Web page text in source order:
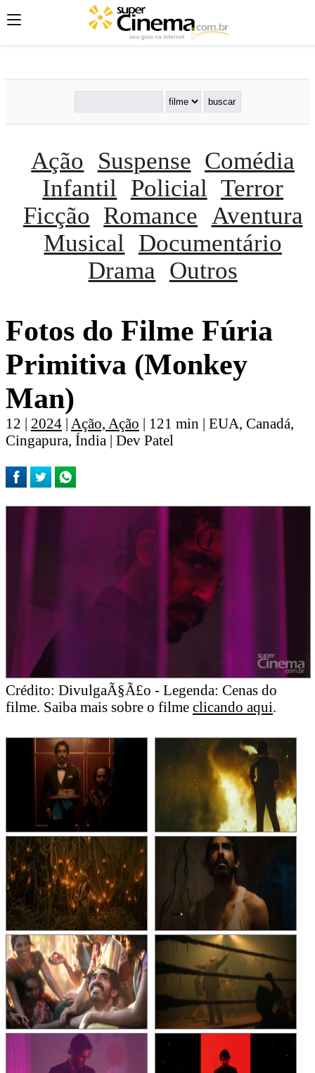
';';
Ação Suspense Comédia
Infantil
Policial Terror
Ficção Romance Aventura
Musical
Documentário
Drama
Outros
Fotos do Filme Fúria
Primitiva (Monkey
Man)
12 | 2024 | Ação, Ação | 121 min | EUA, Canadá,
Cingapura, Índia | Dev Patel
Crédito: DivulgaÃ§Ã£o - Legenda: Cenas do
filme. Saiba mais sobre o filme clicando aqui.